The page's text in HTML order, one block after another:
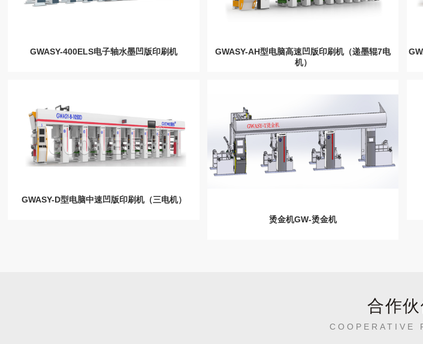
GWASY-400ELS电子轴水墨凹版印刷机
GWASY-AH型电脑高速凹版印刷机（递墨辊7电
机）
GWASY-D型电脑中速凹版印刷机（三电机）
烫金机GW-烫金机
合作伙
COOPERATIVE